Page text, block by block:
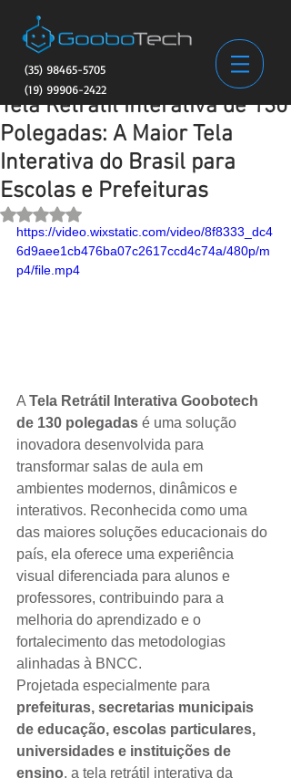
(35) 98465-5705
(19) 99906-2422
Tela Retrátil Interativa de 130
Polegadas: A Maior Tela
Interativa do Brasil para
Escolas e Prefeituras
Avaliado com NaN de 5 estrelas.
https://video.wixstatic.com/video/8f8333_dc4
6d9aee1cb476ba07c2617ccd4c74a/480p/m
p4/file.mp4
A Tela Retrátil Interativa Goobotech
de 130 polegadas é uma solução
inovadora desenvolvida para
transformar salas de aula em
ambientes modernos, dinâmicos e
interativos. Reconhecida como uma
das maiores soluções educacionais do
país, ela oferece uma experiência
visual diferenciada para alunos e
professores, contribuindo para a
melhoria do aprendizado e o
fortalecimento das metodologias
alinhadas à BNCC.
Projetada especialmente para
prefeituras, secretarias municipais
de educação, escolas particulares,
universidades e instituições de
ensino, a tela retrátil interativa da